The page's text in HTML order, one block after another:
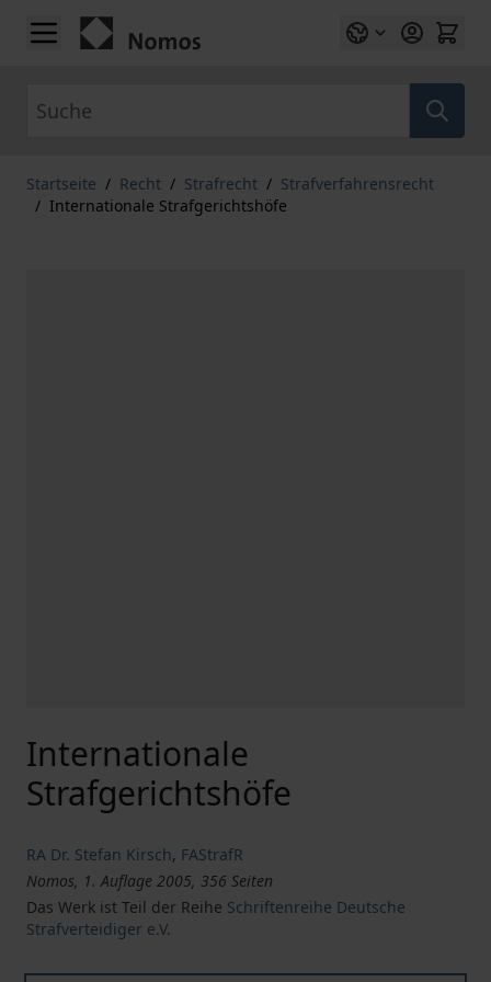
Zum Inhalt springen
Startseite / Recht / Strafrecht / Strafverfahrensrecht
/ Internationale Strafgerichtshöfe
Internationale
Strafgerichtshöfe
RA Dr. Stefan Kirsch, FAStrafR
Nomos, 1. Auflage 2005, 356 Seiten
Das Werk ist Teil der Reihe Schriftenreihe Deutsche
Strafverteidiger e.V.